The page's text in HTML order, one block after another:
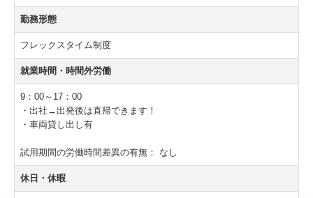
勤務形態
フレックスタイム制度
就業時間・時間外労働
9：00～17：00
・出社→出発後は直帰できます！
・車両貸し出し有
試用期間の労働時間差異の有無： なし
休日・休暇